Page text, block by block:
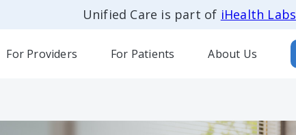
Unified Care is part of iHealth Labs
For Providers For Patients About Us